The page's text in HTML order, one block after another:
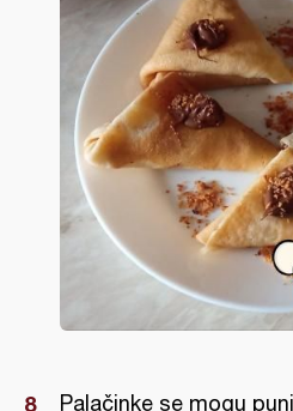
Palačinke se mogu